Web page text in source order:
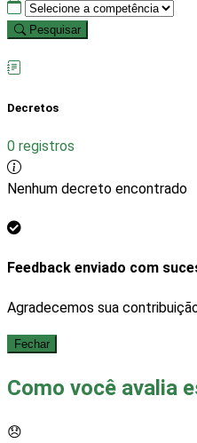
Pesquisar
Decretos
0 registros
Nenhum decreto encontrado
Feedback enviado com
Agradecemos sua
Fechar
Como você avalia
😞